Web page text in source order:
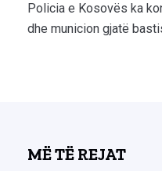
Policia e Kosovës ka
dhe municion gjatë
MË TË REJAT